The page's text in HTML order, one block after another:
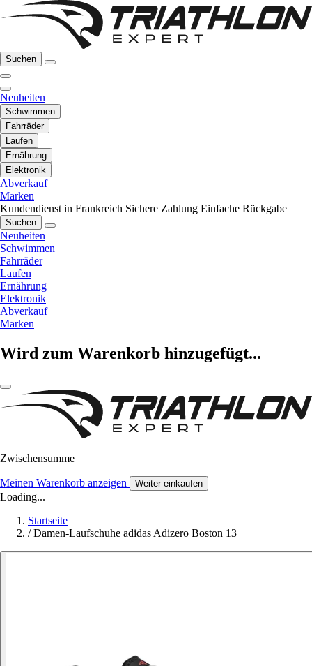
Suchen
Neuheiten
Schwimmen
Fahrräder
Laufen
Ernährung
Elektronik
Abverkauf
Marken
Kundendienst in Frankreich Sichere Zahlung Einfache Rückgabe
Suchen
Neuheiten
Schwimmen
Fahrräder
Laufen
Ernährung
Elektronik
Abverkauf
Marken
Wird zum Warenkorb hinzugefügt...
Zwischensumme
Meinen Warenkorb anzeigen Weiter einkaufen
Loading...
Startseite
/ Damen-Laufschuhe adidas Adizero Boston 13